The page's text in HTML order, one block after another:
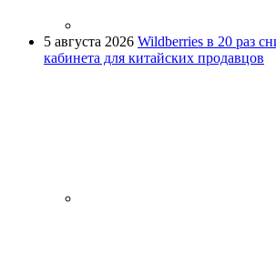
5 августа 2026 Wildberries в 20 раз
кабинета для китайских продавцов